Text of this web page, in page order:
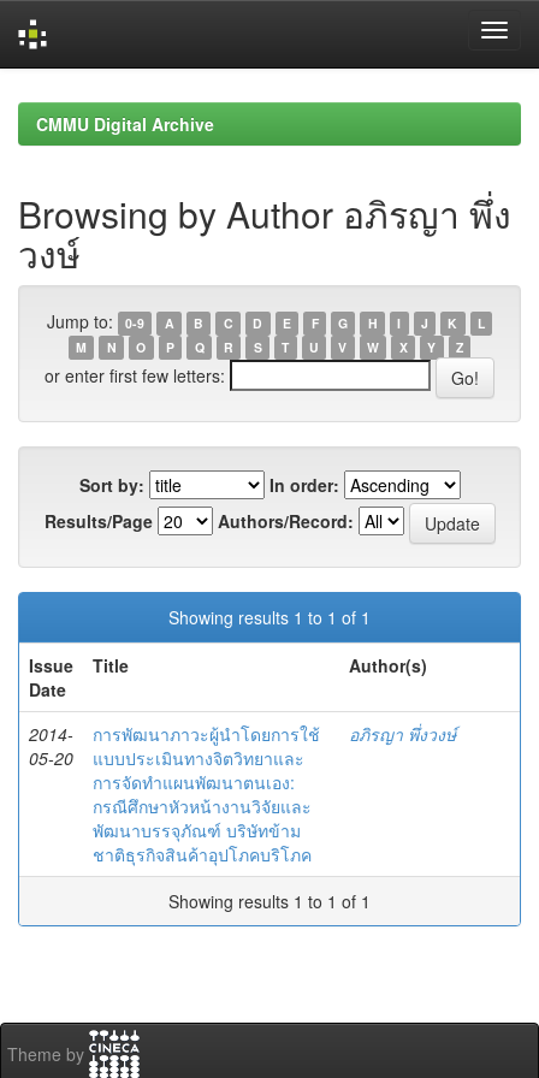
navigationCMMU Digital Archive
Browsing by Author อภิรญา พึ่ง
วงษ์
Jump to: 0-9 A B C D E F G H I J K
L
M
N O P Q R S T U V W X Y Z
or enter first few letters:
Sort by:
In order:
Results/Page
Authors/Record:
Showing results 1 to 1 of 1
Issue
Date
Title Author(s)
2014-
05-20
การพัฒนาภาวะผู้นำโดยการใช้
แบบประเมินทางจิตวิทยาและ
การจัดทำแผนพัฒนาตนเอง:
กรณีศึกษาหัวหน้างานวิจัยและ
พัฒนาบรรจุภัณฑ์ บริษัทข้าม
ชาติธุรกิจสินค้าอุปโภคบริโภค
อภิรญา พึ่งวงษ์
Showing results 1 to 1 of 1
Theme by